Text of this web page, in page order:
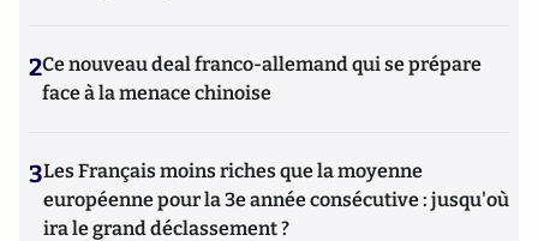
2Ce nouveau deal franco-allemand qui se prépare
face à la menace chinoise
3Les Français moins riches que la moyenne
européenne pour la 3e année consécutive : jusqu'où
ira le grand déclassement ?